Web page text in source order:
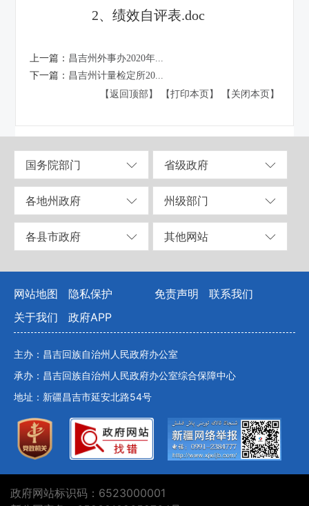
2、绩效自评表.doc
上一篇： 昌吉州外事办2020年...
下一篇： 昌吉州计量检定所20...
【返回顶部】
【打印本页】 【关闭本页】
国务院部门 省级政府
各地州政府 州级部门
各县市政府 其他网站
网站地图 隐私保护 免责声明
联系我们
关于我们
政府APP
主办：昌吉回族自治州人民政府办公室
承办：昌吉回族自治州人民政府办公室综合保障中心
地址：新疆昌吉市延安北路54号
政府网站标识码：6523000001